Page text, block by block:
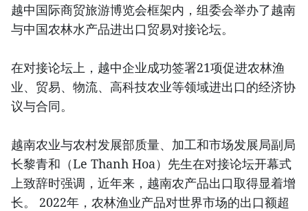
越中国际商贸旅游博览会框架内，组委会举办了越南
与中国农林水产品进出口贸易对接论坛。
在对接论坛上，越中企业成功签署21项促进农林渔
业、贸易、物流、高科技农业等领域进出口的经济协
议与合同。
越南农业与农村发展部质量、加工和市场发展局副局
长黎青和（Le Thanh Hoa）先生在对接论坛开幕式
上致辞时强调，近年来，越南农产品出口取得显着增
长。 2022年，农林渔业产品对世界市场的出口额超